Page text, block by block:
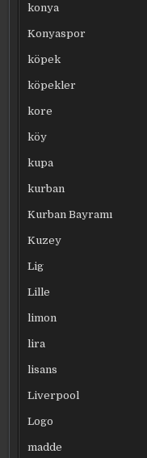
konya
Konyaspor
köpek
köpekler
kore
köy
kupa
kurban
Kurban Bayramı
Kuzey
Lig
Lille
limon
lira
lisans
Liverpool
Logo
madde